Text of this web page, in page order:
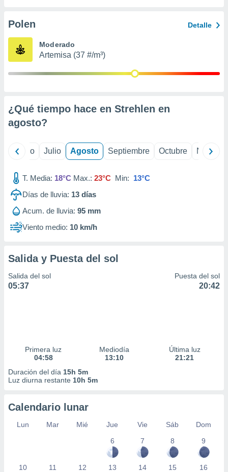
e
mediante
de
1199
Polen Detalle
Moderado
Artemisa (37 #/m³)
¿Qué tiempo hace en Strehlen en
agosto?
Junio Julio Agosto Septiembre Octubre
T. Media: 18°C Max.: 23°C Min: 13°C
Días de lluvia: 13 días
Acum. de lluvia: 95 mm
Viento medio: 10 km/h
Salida y Puesta del sol
Salida del sol
05:37
Puesta del sol
20:42
Primera luz
04:58
Mediodía
13:10
Última luz
21:21
Duración del día 15h 5m
Luz diurna restante 10h 5m
Calendario lunar
Lun Mar Mié Jue Vie Sáb
Dom
6
7 8 9
10 11 12 13 14 15 16